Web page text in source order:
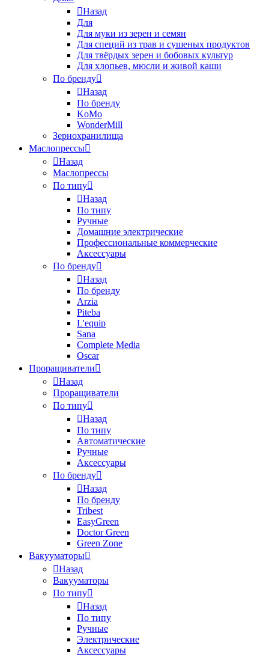
Назад
Для
Для муки из зерен и семян
Для специй из трав и сушеных продуктов
Для твёрдых зерен и бобовых культур
Для хлопьев, мюсли и живой каши
По бренду
Назад
По бренду
KoMo
WonderMill
Зернохранилища
Маслопрессы
Назад
Маслопрессы
По типу
Назад
По типу
Ручные
Домашние электрические
Профессиональные коммерческие
Аксессуары
По бренду
Назад
По бренду
Arzia
Piteba
L'equip
Sana
Complete Media
Oscar
Проращиватели
Назад
Проращиватели
По типу
Назад
По типу
Автоматические
Ручные
Аксессуары
По бренду
Назад
По бренду
Tribest
EasyGreen
Doctor Green
Green Zone
Вакууматоры
Назад
Вакууматоры
По типу
Назад
По типу
Ручные
Электрические
Аксессуары